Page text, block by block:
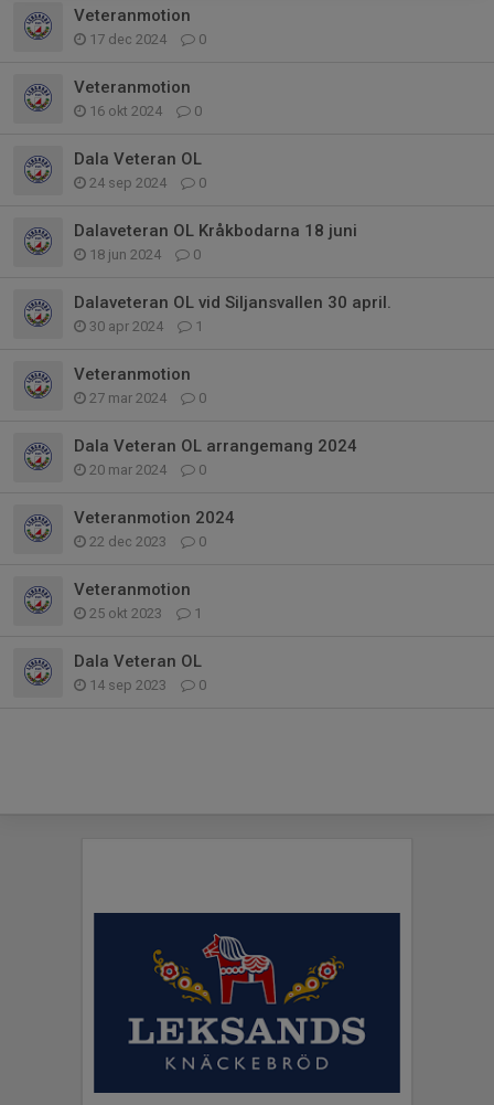
Veteranmotion
17 dec 2024 0
Veteranmotion
16 okt 2024 0
Dala Veteran OL
24 sep 2024 0
Dalaveteran OL Kråkbodarna 18 juni
18 jun 2024 0
Dalaveteran OL vid Siljansvallen 30 april.
30 apr 2024 1
Veteranmotion
27 mar 2024 0
Dala Veteran OL arrangemang 2024
20 mar 2024 0
Veteranmotion 2024
22 dec 2023 0
Veteranmotion
25 okt 2023 1
Dala Veteran OL
14 sep 2023 0